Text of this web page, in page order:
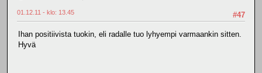
#47
01.12.11 - klo: 13.45
Ihan positiivista tuokin, eli radalle tuo lyhyempi varmaankin sitten.
Hyvä